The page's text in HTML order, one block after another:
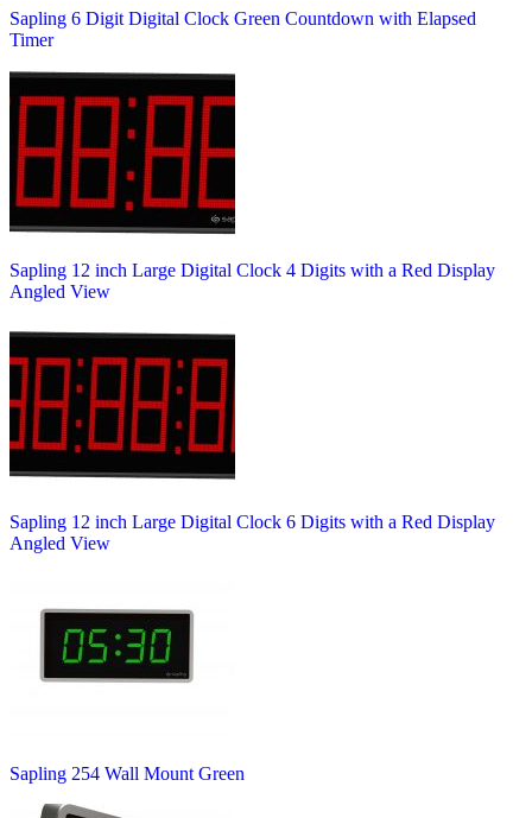
Sapling 6 Digit Digital Clock Green Countdown with Elapsed
Timer
Sapling 12 inch Large Digital Clock 4 Digits with a Red Display
Angled View
Sapling 12 inch Large Digital Clock 6 Digits with a Red Display
Angled View
Sapling 254 Wall Mount Green